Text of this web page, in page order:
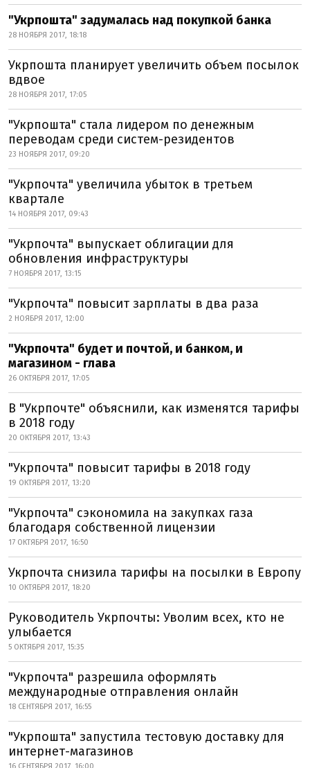
"Укрпошта" задумалась над покупкой банка
28 НОЯБРЯ 2017, 18:18
Укрпошта планирует увеличить объем посылок
вдвое
28 НОЯБРЯ 2017, 17:05
"Укрпошта" стала лидером по денежным
переводам среди систем-резидентов
23 НОЯБРЯ 2017, 09:20
"Укрпочта" увеличила убыток в третьем
квартале
14 НОЯБРЯ 2017, 09:43
"Укрпочта" выпускает облигации для
обновления инфраструктуры
7 НОЯБРЯ 2017, 13:15
"Укрпочта" повысит зарплаты в два раза
2 НОЯБРЯ 2017, 12:00
"Укрпочта" будет и почтой, и банком, и
магазином - глава
26 ОКТЯБРЯ 2017, 17:05
В "Укрпочте" объяснили, как изменятся тарифы
в 2018 году
20 ОКТЯБРЯ 2017, 13:43
"Укрпочта" повысит тарифы в 2018 году
19 ОКТЯБРЯ 2017, 13:20
"Укрпочта" сэкономила на закупках газа
благодаря собственной лицензии
17 ОКТЯБРЯ 2017, 16:50
Укрпочта снизила тарифы на посылки в Европу
10 ОКТЯБРЯ 2017, 18:20
Руководитель Укрпочты: Уволим всех, кто не
улыбается
5 ОКТЯБРЯ 2017, 15:35
"Укрпочта" разрешила оформлять
международные отправления онлайн
18 СЕНТЯБРЯ 2017, 16:55
"Укрпошта" запустила тестовую доставку для
интернет-магазинов